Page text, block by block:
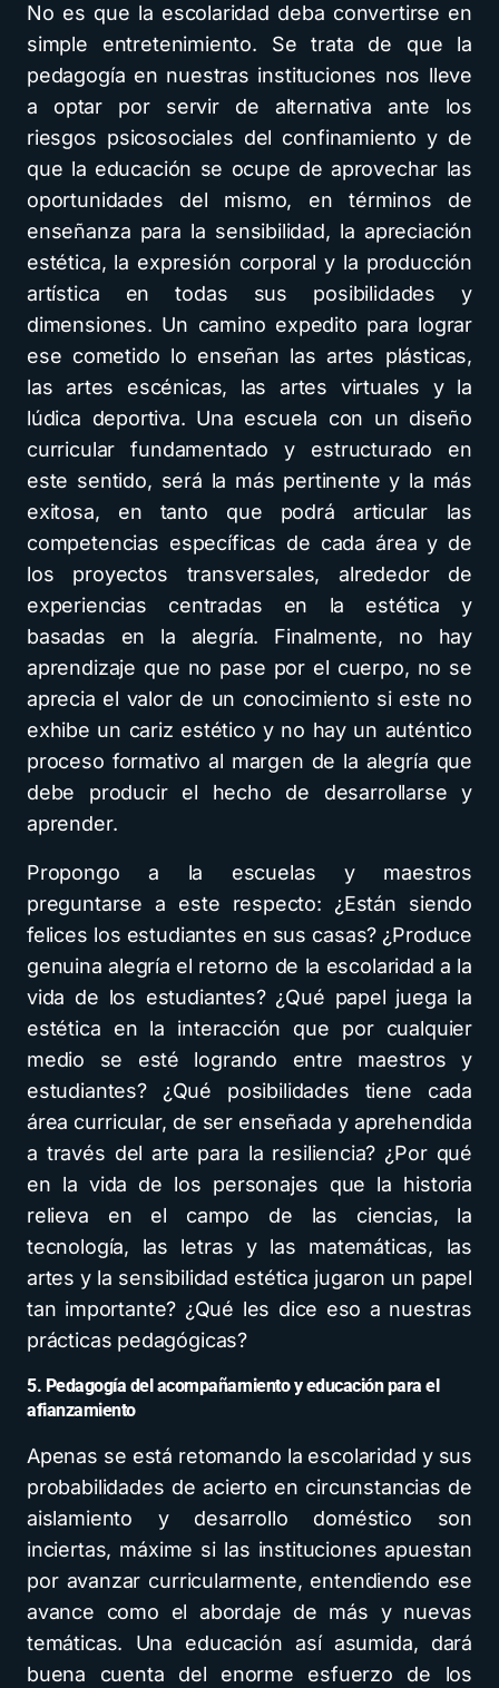
No es que la escolaridad deba convertirse en
simple entretenimiento. Se trata de que la
pedagogía en nuestras instituciones nos lleve
a optar por servir de alternativa ante los
riesgos psicosociales del confinamiento y de
que la educación se ocupe de aprovechar las
oportunidades del mismo, en términos de
enseñanza para la sensibilidad, la apreciación
estética, la expresión corporal y la producción
artística en todas sus posibilidades y
dimensiones. Un camino expedito para lograr
ese cometido lo enseñan las artes plásticas,
las artes escénicas, las artes virtuales y la
lúdica deportiva. Una escuela con un diseño
curricular fundamentado y estructurado en
este sentido, será la más pertinente y la más
exitosa, en tanto que podrá articular las
competencias específicas de cada área y de
los proyectos transversales, alrededor de
experiencias centradas en la estética y
basadas en la alegría. Finalmente, no hay
aprendizaje que no pase por el cuerpo, no se
aprecia el valor de un conocimiento si este no
exhibe un cariz estético y no hay un auténtico
proceso formativo al margen de la alegría que
debe producir el hecho de desarrollarse y
aprender.
Propongo a la escuelas y maestros
preguntarse a este respecto: ¿Están siendo
felices los estudiantes en sus casas? ¿Produce
genuina alegría el retorno de la escolaridad a la
vida de los estudiantes? ¿Qué papel juega la
estética en la interacción que por cualquier
medio se esté logrando entre maestros y
estudiantes? ¿Qué posibilidades tiene cada
área curricular, de ser enseñada y aprehendida
a través del arte para la resiliencia? ¿Por qué
en la vida de los personajes que la historia
relieva en el campo de las ciencias, la
tecnología, las letras y las matemáticas, las
artes y la sensibilidad estética jugaron un papel
tan importante? ¿Qué les dice eso a nuestras
prácticas pedagógicas?
5. Pedagogía del acompañamiento y educación para el
afianzamiento
Apenas se está retomando la escolaridad y sus
probabilidades de acierto en circunstancias de
aislamiento y desarrollo doméstico son
inciertas, máxime si las instituciones apuestan
por avanzar curricularmente, entendiendo ese
avance como el abordaje de más y nuevas
temáticas. Una educación así asumida, dará
buena cuenta del enorme esfuerzo de los